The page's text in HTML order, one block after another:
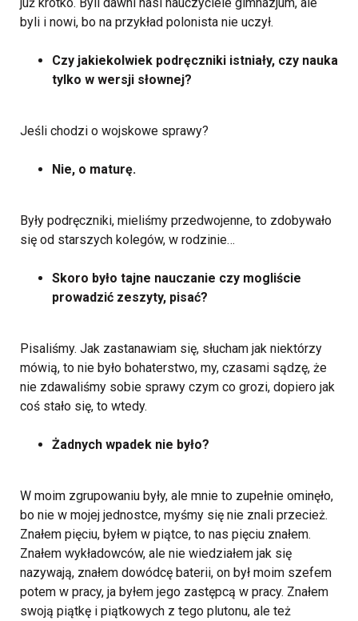
byli i nowi, bo na przykład polonista nie uczył.
Czy jakiekolwiek podręczniki istniały, czy nauka
tylko w wersji słownej?
Jeśli chodzi o wojskowe sprawy?
Nie, o maturę.
Były podręczniki, mieliśmy przedwojenne, to zdobywało
się od starszych kolegów, w rodzinie…
Skoro było tajne nauczanie czy mogliście
prowadzić zeszyty, pisać?
Pisaliśmy. Jak zastanawiam się, słucham jak niektórzy
mówią, to nie było bohaterstwo, my, czasami sądzę, że
nie zdawaliśmy sobie sprawy czym co grozi, dopiero jak
coś stało się, to wtedy.
Żadnych wpadek nie było?
W moim zgrupowaniu były, ale mnie to zupełnie ominęło,
bo nie w mojej jednostce, myśmy się nie znali przecież.
Znałem pięciu, byłem w piątce, to nas pięciu znałem.
Znałem wykładowców, ale nie wiedziałem jak się
nazywają, znałem dowódcę baterii, on był moim szefem
potem w pracy, ja byłem jego zastępcą w pracy. Znałem
swoją piątkę i piątkowych z tego plutonu, ale też